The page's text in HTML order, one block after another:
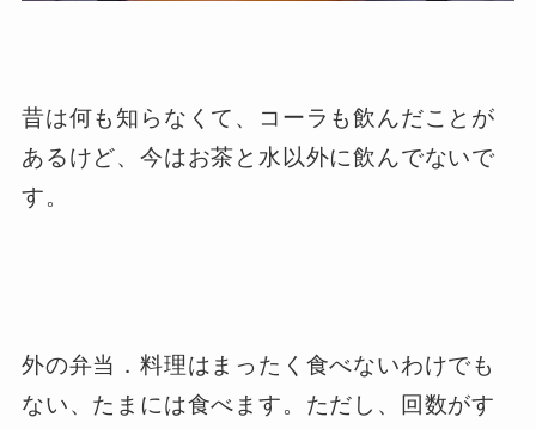
昔は何も知らなくて、コーラも飲んだことが
あるけど、今はお茶と水以外に飲んでないで
す。
外の弁当．料理はまったく食べないわけでも
ない、たまには食べます。ただし、回数がす